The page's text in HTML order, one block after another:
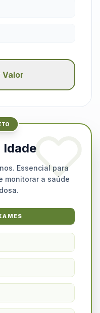
Idade
Essencial para
monitorar a saúde